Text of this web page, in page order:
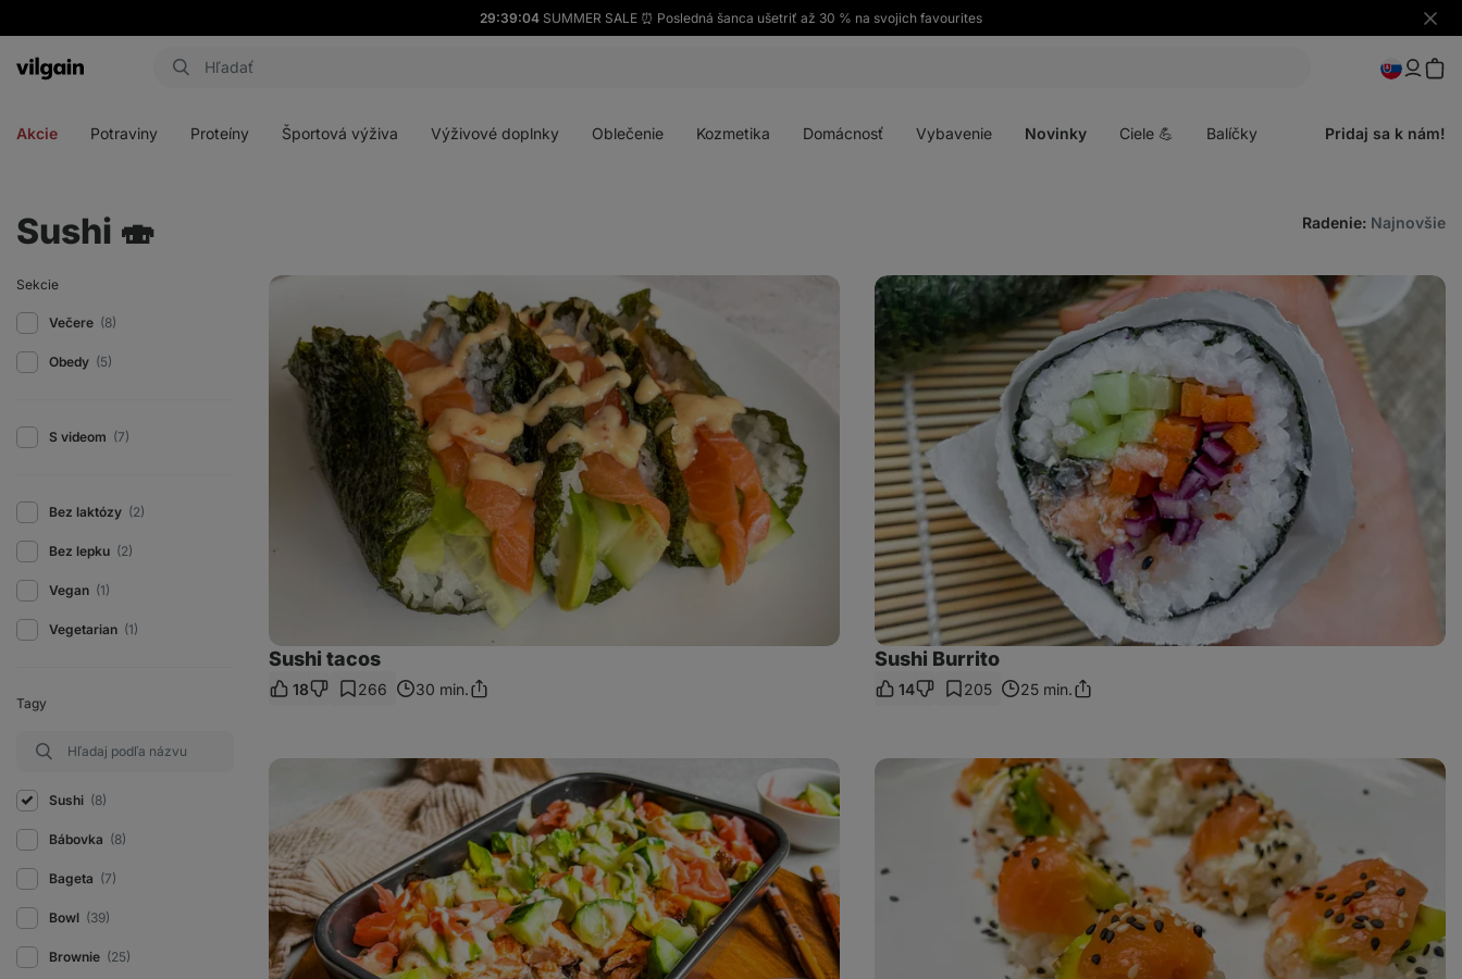
29:39:03 SUMMER SALE ⏰ Posledná šanca ušetriť až 30 % na svojich favourites
Skryť
Eshop
Akcie Potraviny Proteíny Športová výživa Výživové doplnky Oblečenie Kozmetika Domácnosť Vybavenie Novinky Ciele 💪 Balíčky Pridaj sa k nám!
Sushi 🍣 Radenie: Najnovšie
Sekcie
Večere (8)
Obedy (5)
S videom (7)
Bez laktózy (2)
Bez lepku (2)
Vegan (1)
Vegetarian (1)
Tagy
Sushi (8)
Bábovka (8)
Bageta (7)
Bowl (39)
Brownie (25)
Sushi
Sushi tacos
18 266 30 min.Zdieľať
Sushi
Burrito
Sushi Burrito
14 205 25 min.Zdieľať
Zapečené
Jednoduché